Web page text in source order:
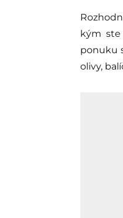
kým ste
ponuku
olivy,